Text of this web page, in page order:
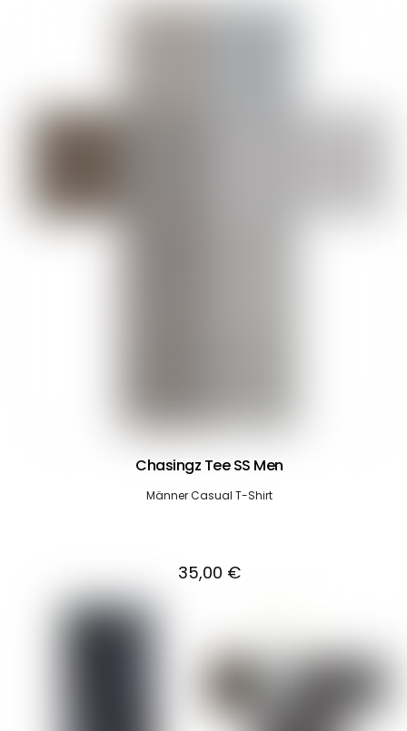
Chasingz Tee SS Men
Männer Casual T-Shirt
35,00 €